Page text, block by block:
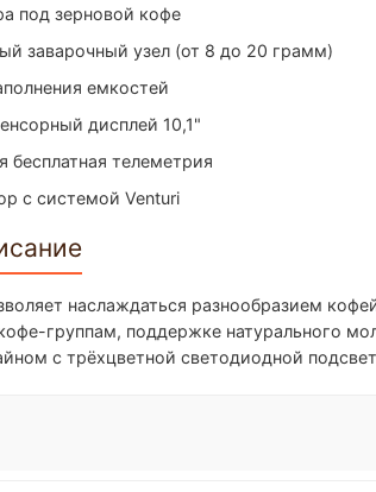
под зерновой кофе
заварочный узел (от 8 до 20 грамм)
емкостей
дисплей 10,1"
бесплатная телеметрия
с системой Venturi
наслаждаться разнообразием
группам, поддержке натурального
с трёхцветной светодиодной